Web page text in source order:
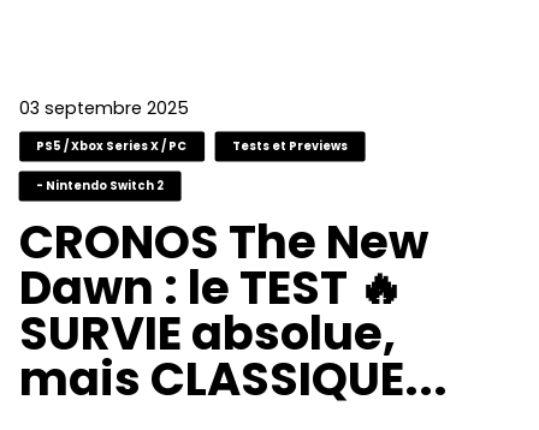
03 septembre 2025
PS5 / Xbox Series X / PC Tests et Previews
- Nintendo Switch 2
CRONOS The New
Dawn : le TEST 🔥
SURVIE absolue,
mais CLASSIQUE...